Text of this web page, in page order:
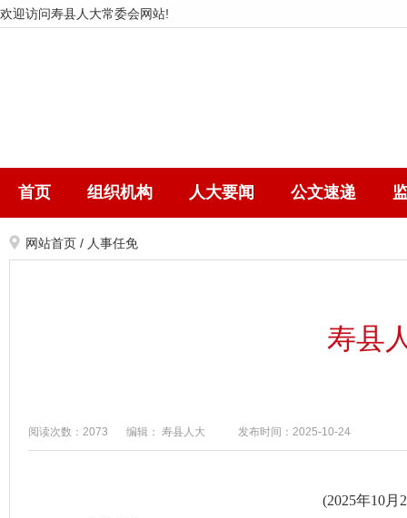
欢迎访问寿县人大常委会网站!
首页 组织机构 人大要闻 公文速递
网站首页 / 人事任免
寿县
阅读次数：2073 编辑： 寿县人大 发布时间：2025-10-24
(2025年10